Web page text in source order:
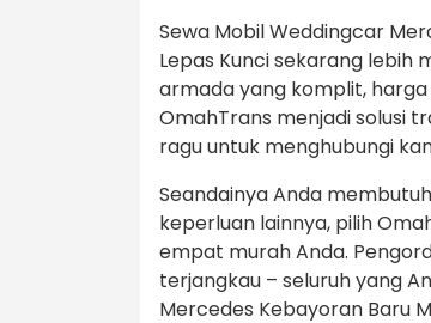
Sewa Mobil Weddingcar
Lepas Kunci sekarang lebih
armada yang komplit,
OmahTrans menjadi solusi
ragu untuk menghubungi
Seandainya Anda
keperluan lainnya, pilih
empat murah Anda.
terjangkau – seluruh yang
Mercedes Kebayoran Baru